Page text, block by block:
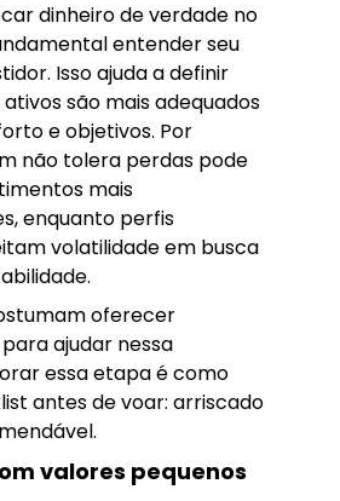
dinheiro de verdade no
entender seu
Isso ajuda a definir
são mais adequados
e objetivos. Por
não tolera perdas pode
mais
enquanto perfis
volatilidade em busca
oferecer
ajudar nessa
essa etapa é como
antes de voar: arriscado
valores pequenos